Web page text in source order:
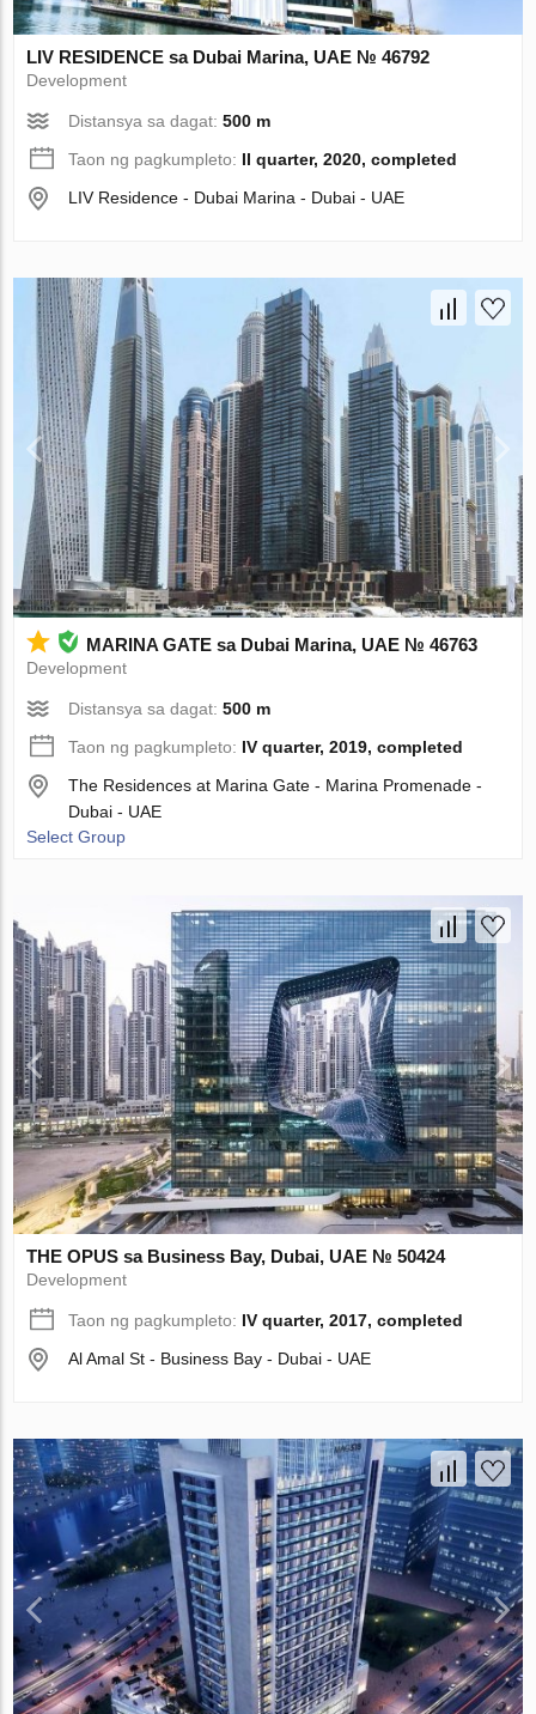
LIV RESIDENCE sa Dubai Marina, UAE № 46792
Development
Distansya sa dagat:500 m
Taon ng pagkumpleto: II quarter, 2020, completed
LIV Residence - Dubai Marina - Dubai - UAE
MARINA GATE sa Dubai Marina, UAE № 46763
Development
Distansya sa dagat:500 m
Taon ng pagkumpleto: IV quarter, 2019, completed
The Residences at Marina Gate - Marina Promenade -
Dubai - UAE
Select Group
THE OPUS sa Business Bay, Dubai, UAE № 50424
Development
Taon ng pagkumpleto: IV quarter, 2017, completed
Al Amal St - Business Bay - Dubai - UAE